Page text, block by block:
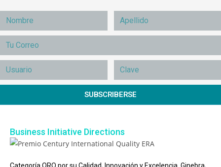
SUBSCRIBERSE
Business Initiative Directions